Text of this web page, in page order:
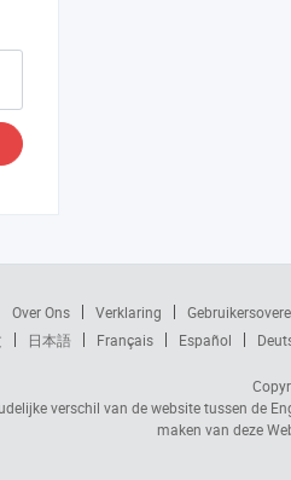
Over Ons Verklaring
日本語 Français Español
verschil van de website tussen de
maken van deze